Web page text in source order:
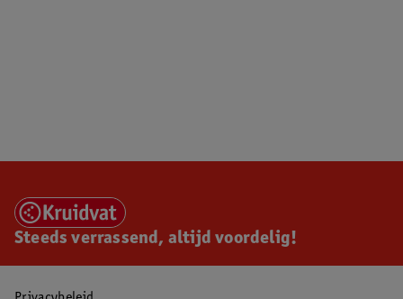
Steeds verrassend, altijd voordelig!